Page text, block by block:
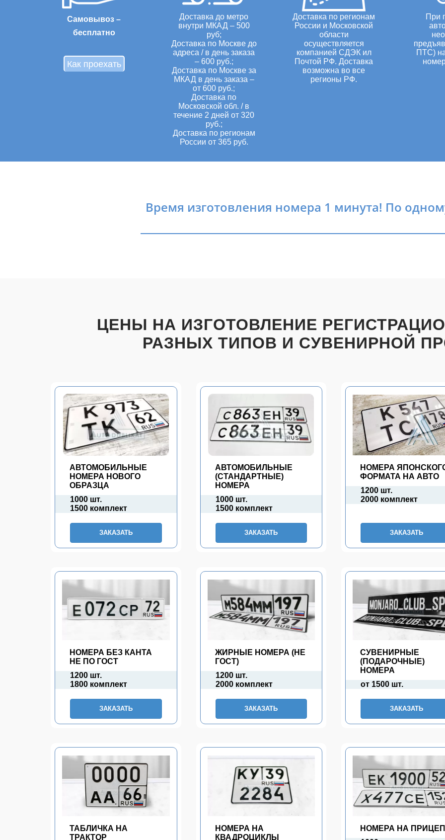
Самовывоз –
бесплатно
Как проехать
Доставка до метро
внутри МКАД – 500
руб;
Доставка по Москве до
адреса / в день заказа
– 600 руб.;
Доставка по Москве за
МКАД в день заказа –
от 600 руб.;
Доставка по
Московской обл. / в
течение 2 дней от 320
руб.;
Доставка по регионам
России от 365 руб.
Доставка по регионам
России и Московской
области
осуществляется
компанией СДЭК ил
Почтой РФ. Доставка
возможна во все
регионы РФ.
При
ПТС)
Время изготовления номера 1 минута! По
ЦЕНЫ НА ИЗГОТОВЛЕНИЕ
РАЗНЫХ ТИПОВ И СУВЕНИРНОЙ
АВТОМОБИЛЬНЫЕ
НОМЕРА НОВОГО
ОБРАЗЦА
1000 шт.
1500 комплект
ЗАКАЗАТЬ
АВТОМОБИЛЬНЫЕ
(СТАНДАРТНЫЕ)
НОМЕРА
1000 шт.
1500 комплект
ЗАКАЗАТЬ
НОМЕРА
ФОРМАТА НА АВТО
1200 шт.
2000 комплект
ЗАКАЗАТЬ
НОМЕРА БЕЗ КАНТА
НЕ ПО ГОСТ
1200 шт.
1800 комплект
ЗАКАЗАТЬ
ЖИРНЫЕ НОМЕРА (НЕ
ГОСТ)
1200 шт.
2000 комплект
ЗАКАЗАТЬ
СУВЕНИРНЫЕ
(ПОДАРОЧНЫЕ)
НОМЕРА
от 1500 шт.
ЗАКАЗАТЬ
ТАБЛИЧКА НА
ТРАКТОР
НОМЕРА НА
КВАДРОЦИКЛЫ
НОМЕРА НА ПРИЦЕП